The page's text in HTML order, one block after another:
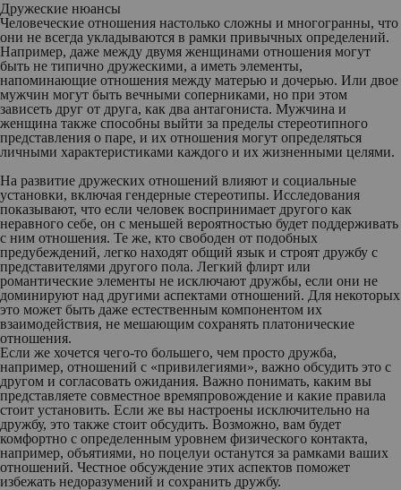
Дружеские нюансы
Человеческие отношения настолько сложны и многогранны, что
они не всегда укладываются в рамки привычных определений.
Например, даже между двумя женщинами отношения могут
быть не типично дружескими, а иметь элементы,
напоминающие отношения между матерью и дочерью. Или двое
мужчин могут быть вечными соперниками, но при этом
зависеть друг от друга, как два антагониста. Мужчина и
женщина также способны выйти за пределы стереотипного
представления о паре, и их отношения могут определяться
личными характеристиками каждого и их жизненными целями.
На развитие дружеских отношений влияют и социальные
установки, включая гендерные стереотипы. Исследования
показывают, что если человек воспринимает другого как
неравного себе, он с меньшей вероятностью будет поддерживать
с ним отношения. Те же, кто свободен от подобных
предубеждений, легко находят общий язык и строят дружбу с
представителями другого пола. Легкий флирт или
романтические элементы не исключают дружбы, если они не
доминируют над другими аспектами отношений. Для некоторых
это может быть даже естественным компонентом их
взаимодействия, не мешающим сохранять платонические
отношения.
Если же хочется чего-то большего, чем просто дружба,
например, отношений с «привилегиями», важно обсудить это с
другом и согласовать ожидания. Важно понимать, каким вы
представляете совместное времяпровождение и какие правила
стоит установить. Если же вы настроены исключительно на
дружбу, это также стоит обсудить. Возможно, вам будет
комфортно с определенным уровнем физического контакта,
например, объятиями, но поцелуи останутся за рамками ваших
отношений. Честное обсуждение этих аспектов поможет
избежать недоразумений и сохранить дружбу.